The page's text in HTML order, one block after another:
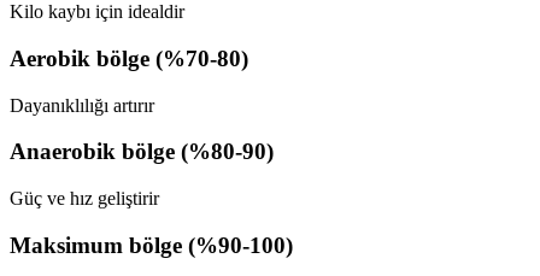
Kilo kaybı için idealdir
Aerobik bölge (%70-80)
Dayanıklılığı artırır
Anaerobik bölge (%80-90)
Güç ve hız geliştirir
Maksimum bölge (%90-100)